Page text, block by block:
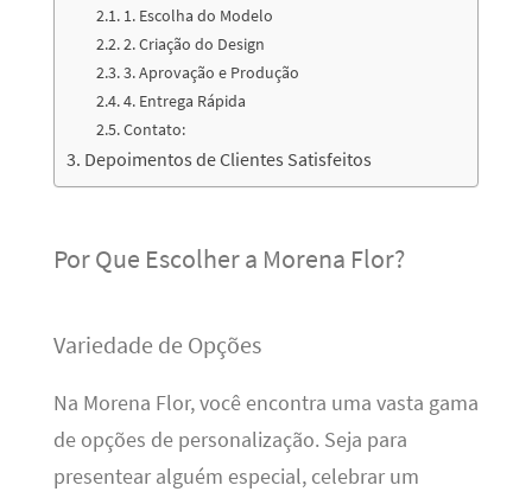
1. Escolha do Modelo
2. Criação do Design
3. Aprovação e Produção
4. Entrega Rápida
Contato:
Depoimentos de Clientes Satisfeitos
Por Que Escolher a Morena Flor?
Variedade de Opções
Na Morena Flor, você encontra uma vasta gama
de opções de personalização. Seja para
presentear alguém especial, celebrar um